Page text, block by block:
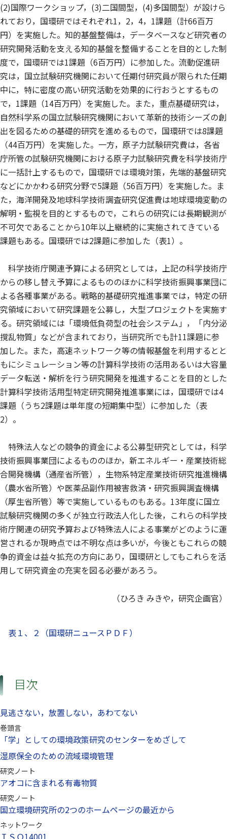
(2)国際ワークショップ，(3)二国間型，(4)多国間型）が設けら
れており，国環研ではそれぞれ1，2，4，1課題（計66百万
円）を実施した。知的基盤整備は，データベースなど研究者の
研究開発活動を支える知的基盤を整備することを目的とした制
度で，国環研では1課題（6百万円）に参加した。流動促進研
究は，国立試験研究機関において任期付研究員が限られた任期
中に，特に密度の高い研究活動を効果的に行おうとするもの
で，1課題（14百万円）を実施した。また，重点基礎研究は，
自然科学系の国立試験研究機関において革新的技術シーズの創
出を図るための基礎的研究を進めるもので，国環研では8課題
（44百万円）を実施した。一方，原子力試験研究費は，各省
庁所管の試験研究機関における原子力試験研究費を科学技術庁
に一括計上するもので，国環研では環境対策，先端的基盤研究
などにかかわる研究分野で5課題（56百万円）を実施した。ま
た，海洋開発及地球科学技術調査研究促進費は地球環境変動の
解明・監視を目的とするもので，これらの研究には長期観測が
不可欠であることから10年以上継続的に実施されてきている
課題もある。国環研では2課題に参加した（表1）。
科学技術庁関連予算による研究としては，上記の科学技術庁
からの移し替え予算によるもののほかに科学技術振興事業団に
よる各種事業がある。戦略的基礎研究推進事業では，特定の研
究領域において研究課題を公募し，大型プロジェクトを実施す
る。研究領域には「環境低負荷型の社会システム」，「内分泌
撹乱物質」などが含まれており，当研究所でも計11課題に参
加した。また，高速ネットワーク等の情報基盤を利用するとと
もにシミュレーション等の計算科学技術の活用あるいは大容量
データ転送・解析を行う研究開発を推進することを目的とした
計算科学技術活用型特定研究開発推進事業には，国環研では4
課題（うち2課題は単年度の短期集中型）に参加した（表
2）。
特殊法人などの競争的資金による公募型研究としては，科学
技術振興事業団によるもののほか，新エネルギー・産業技術総
合開発機構（通産省所管），生物系特定産業技術研究推進機構
（農水省所管）や医薬品副作用被害救済・研究振興調査機構
（厚生省所管）等で実施しているものもある。13年度に国立
試験研究機関の多くが独立行政法人化した後，これらの科学技
術庁関連の研究予算および特殊法人による事業がどのように運
営されるか現時点では不明な点は多いが，今後ともこれらの競
争的資金は益々拡充の方向にあり，国環研としてもこれらを活
用して研究資金の充実を図る必要があろう。
（ひろき みきや，研究企画官）
表１、２（国環研ニュースＰＤＦ）
目次
見逃さない，放置しない，あわてない
巻頭言
「学」としての環境政策研究のセンターをめざして
湿原保全のための流域環境管理
研究ノート
アオコに含まれる有毒物質
研究ノート
国立環境研究所の2つのホームページの最近から
ネットワーク
ＩＳＯ14001